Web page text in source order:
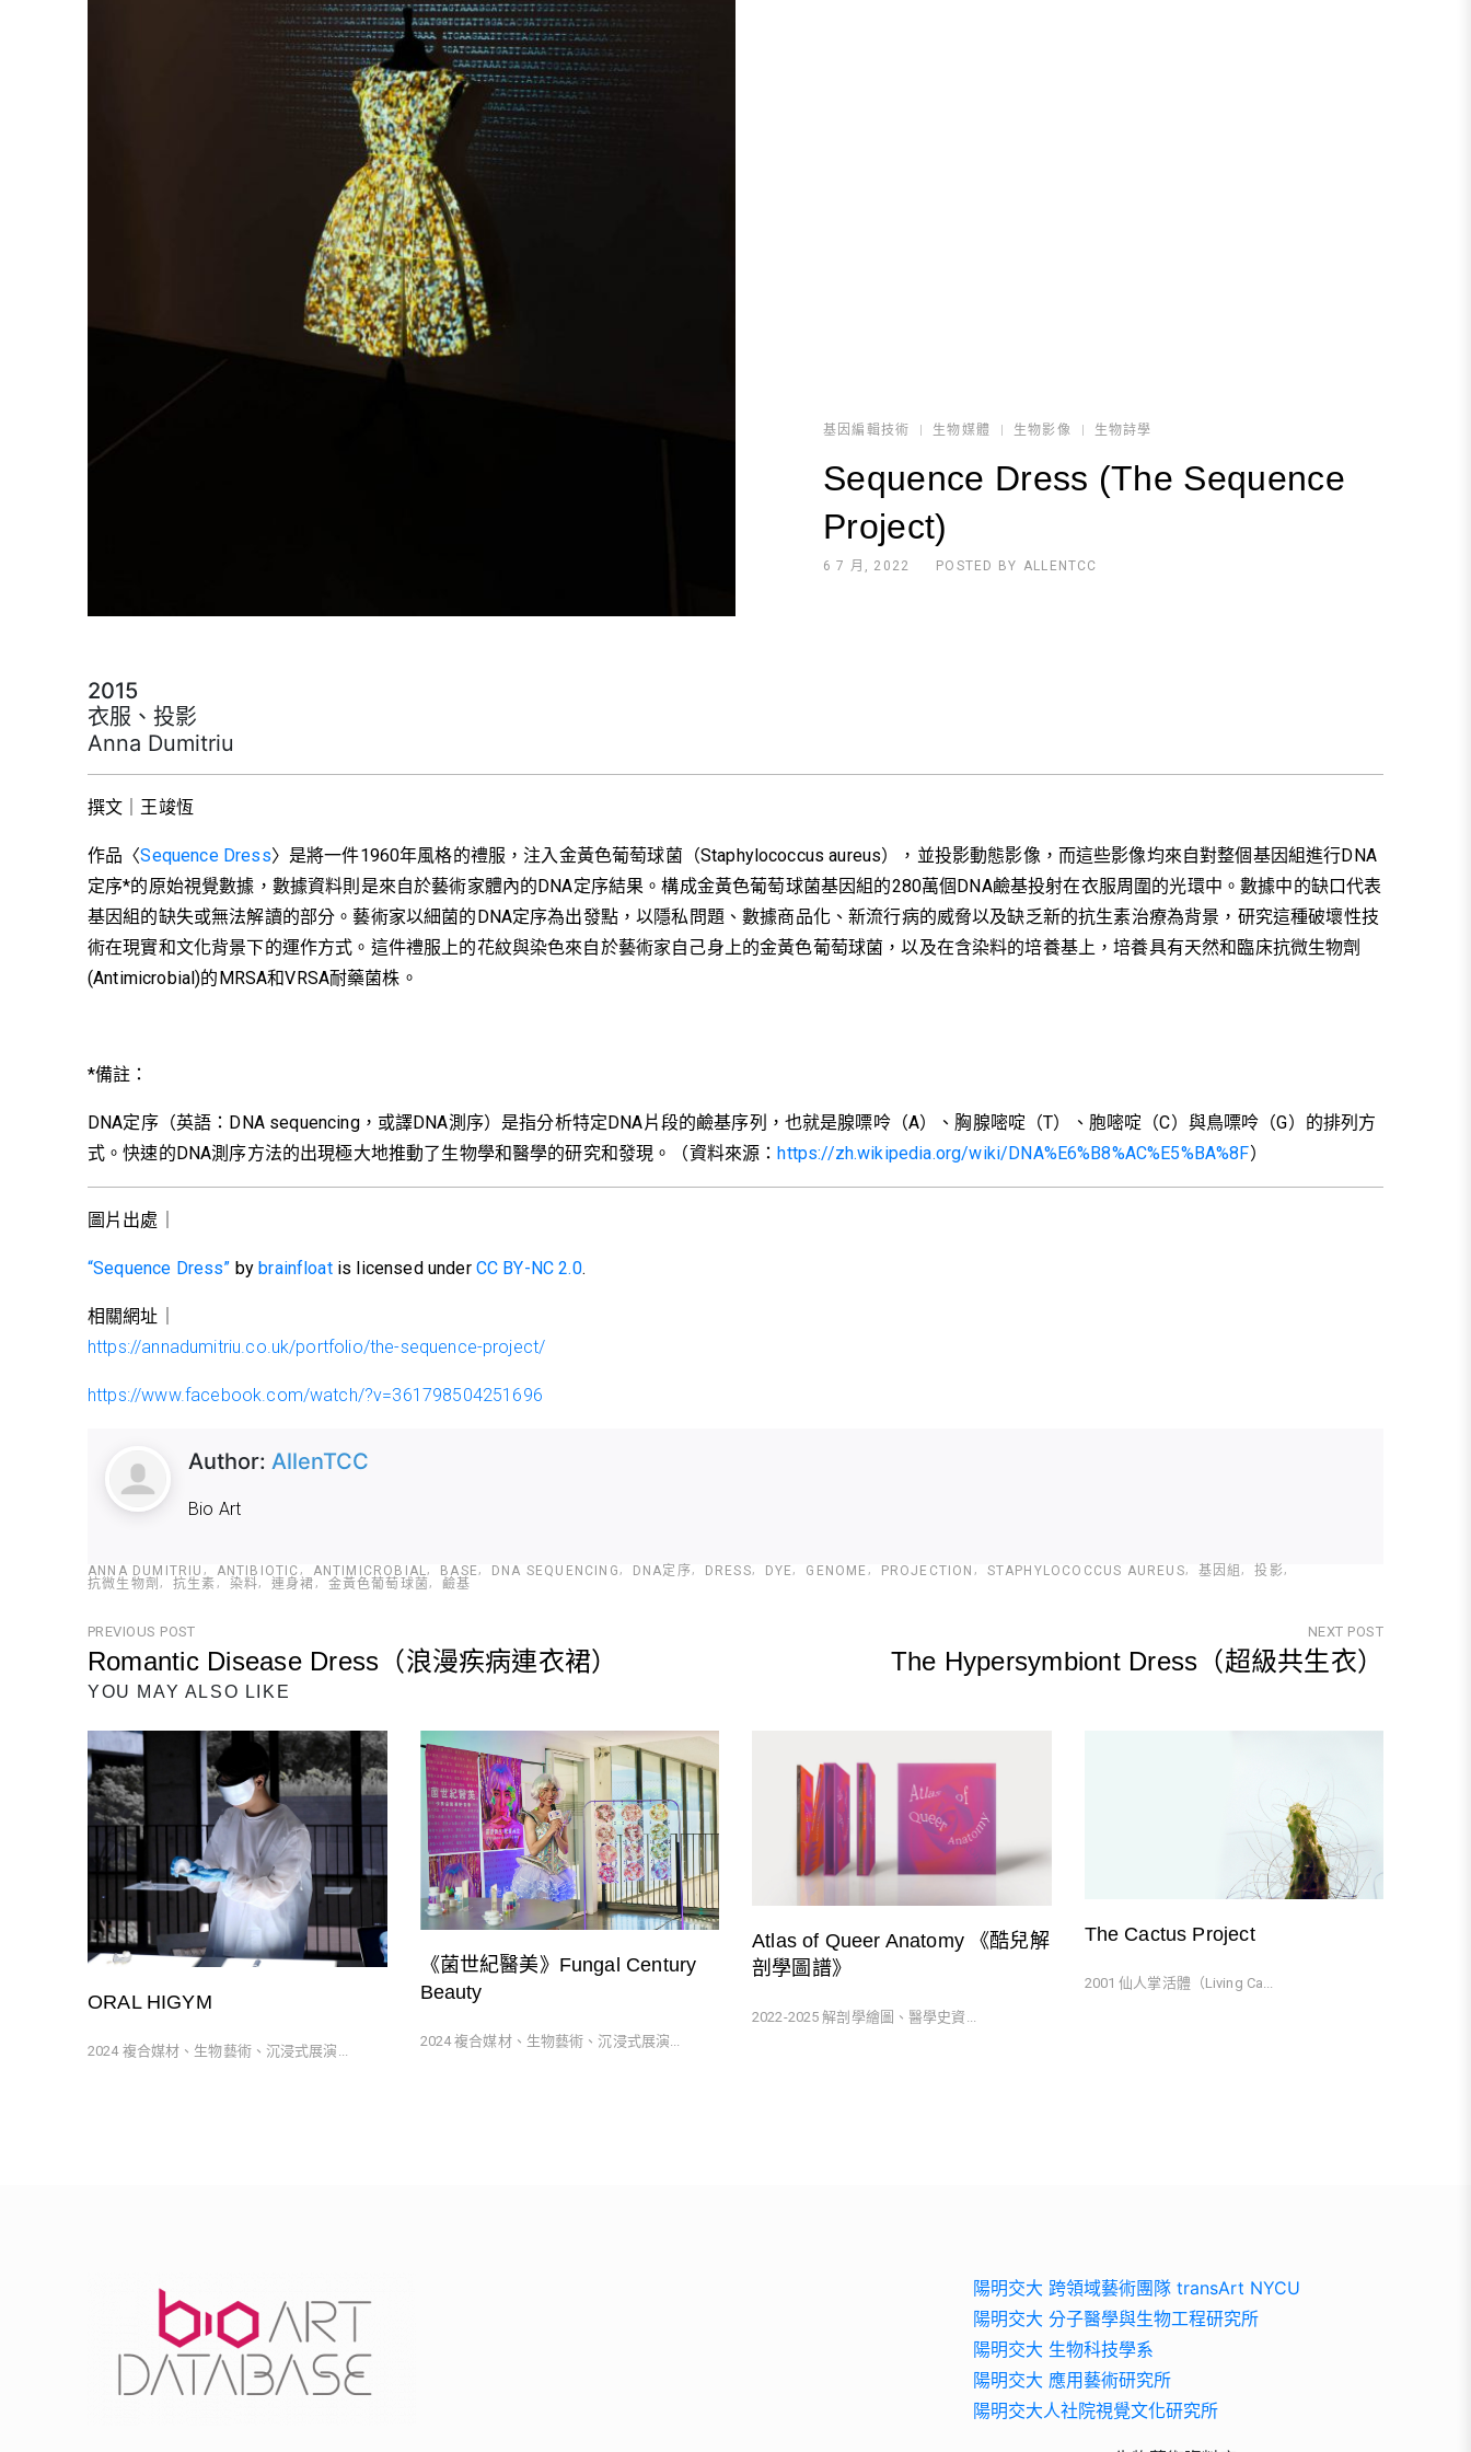
基因編輯技術 生物媒體 生物影像 生物詩學
Sequence Dress (The Sequence
Project)
6 7 月, 2022 POSTED BY ALLENTCC
2015
衣服、投影
Anna Dumitriu
撰文｜王竣恆
作品〈Sequence Dress〉是將一件1960年風格的禮服，注入金黃色葡萄球菌（Staphylococcus aureus），並投影動態影像，而這些影像均來自對整個基因組進行DNA
定序*的原始視覺數據，數據資料則是來自於藝術家體內的DNA定序結果。構成金黃色葡萄球菌基因組的280萬個DNA鹼基投射在衣服周圍的光環中。數據中的缺口代表
基因組的缺失或無法解讀的部分。藝術家以細菌的DNA定序為出發點，以隱私問題、數據商品化、新流行病的威脅以及缺乏新的抗生素治療為背景，研究這種破壞性技
術在現實和文化背景下的運作方式。這件禮服上的花紋與染色來自於藝術家自己身上的金黃色葡萄球菌，以及在含染料的培養基上，培養具有天然和臨床抗微生物劑
(Antimicrobial)的MRSA和VRSA耐藥菌株。
*備註：
DNA定序（英語：DNA sequencing，或譯DNA測序）是指分析特定DNA片段的鹼基序列，也就是腺嘌呤（A）、胸腺嘧啶（T）、胞嘧啶（C）與鳥嘌呤（G）的排列方
式。快速的DNA測序方法的出現極大地推動了生物學和醫學的研究和發現。（資料來源：https://zh.wikipedia.org/wiki/DNA%E6%B8%AC%E5%BA%8F）
圖片出處｜
“Sequence Dress” bybrainfloatis licensed under CC BY-NC 2.0.
相關網址｜
https://annadumitriu.co.uk/portfolio/the-sequence-project/
https://www.facebook.com/watch/?v=361798504251696
Author: AllenTCC
Bio Art
ANNA DUMITRIU ANTIBIOTIC ANTIMICROBIAL BASE DNA SEQUENCING DNA定序 DRESS DYE GENOME PROJECTION STAPHYLOCOCCUS AUREUS 基因組
投影
抗微生物劑
抗生素 染料 連身裙 金黃色葡萄球菌 鹼基
文
章
導
覽
PREVIOUS POST
Romantic Disease Dress（浪漫疾病連衣裙）
Previous
NEXT POST
The Hypersymbiont Dress（超級共生衣）
YOU MAY ALSO LIKE
ORAL HIGYM
2024 複合媒材、生物藝術、沉浸式展演...
《菌世紀醫美》Fungal Century
Beauty
2024 複合媒材、生物藝術、沉浸式展演...
Atlas of Queer Anatomy 《酷兒解
剖學圖譜》
2022-2025 解剖學繪圖、醫學史資...
The Cactus Project
2001 仙人掌活體（Living Ca...
陽明交大 跨領域藝術團隊 transArt NYCU
陽明交大 分子醫學與生物工程研究所
陽明交大 生物科技學系
陽明交大 應用藝術研究所
陽明交大人社院視覺文化研究所